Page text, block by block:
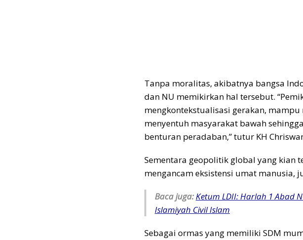
Tanpa moralitas, akibatnya bangsa
dan NU memikirkan hal tersebut.
mengkontekstualisasi gerakan,
menyentuh masyarakat bawah
benturan peradaban,” tutur KH
Sementara geopolitik global yang kian
mengancam eksistensi umat manusia,
Baca juga:Ketum LDII: Harlah 1 Abad
Islamiyah Civil Islam
Sebagai ormas yang memiliki SDM